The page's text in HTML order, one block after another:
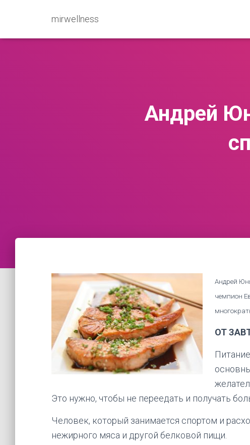
mirwellness
Андрей
Андрей
чемпион
ОТ
Это нужно, чтобы не переедать и получать
Человек, который занимается спортом и
нежирного мяса и другой белковой пищи.